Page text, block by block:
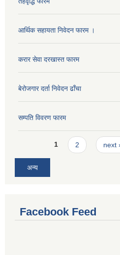
आर्थिक सहायता निवेदन फारम ।
करार सेवा दरखास्त फारम
बेरोजगार दर्ता निवेदन ढाँचा
सम्पति विवरण फारम
Pages1 2 next ›
अन्य
Facebook Feed